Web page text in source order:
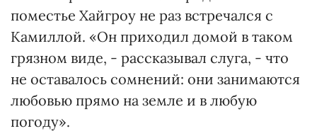
поместье Хайгроу не раз встречался с
Камиллой. «Он приходил домой в таком
грязном виде, - рассказывал слуга, - что
не оставалось сомнений: они занимаются
любовью прямо на земле и в любую
погоду».